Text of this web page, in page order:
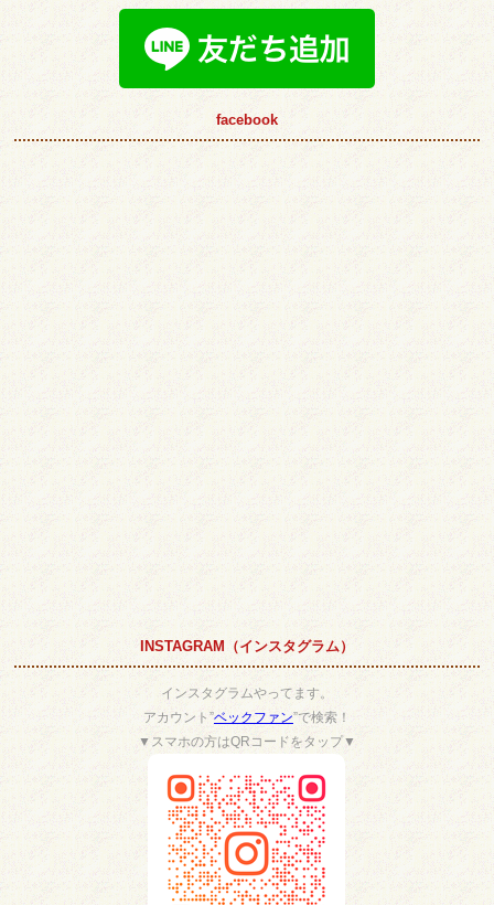
facebook
INSTAGRAM（インスタグラム）
インスタグラムやってます。
アカウント”ベックファン”で検索！
▼スマホの方はQRコードをタップ▼